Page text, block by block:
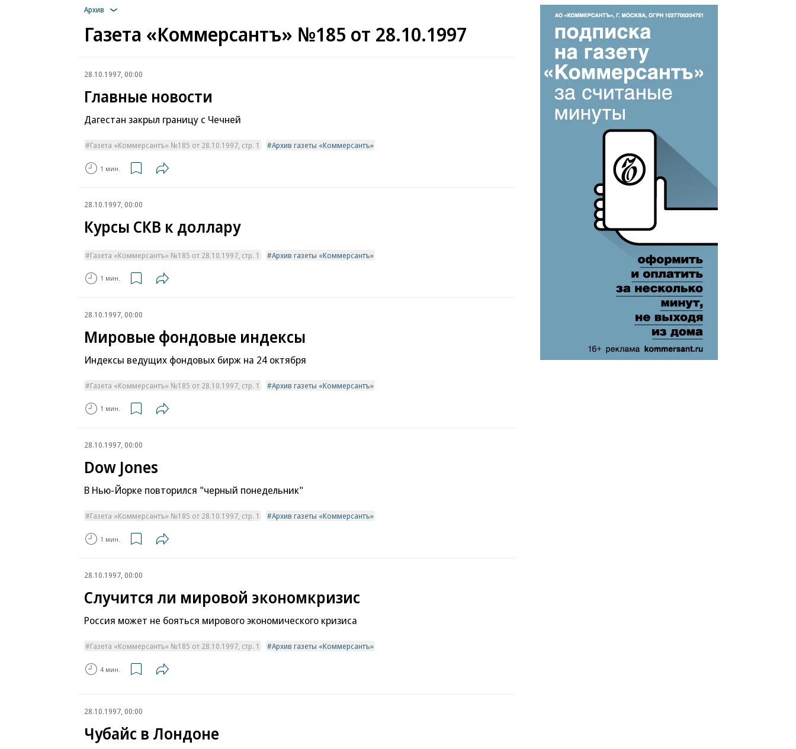
Архив
Газета «Коммерсантъ» №185 от 28.10.1997
28.10.1997, 00:00
Главные новости
Дагестан закрыл границу с Чечней
Газета «Коммерсантъ» №185 от 28.10.1997, стр. 1 Архив газеты «Коммерсантъ»
1 мин.
28.10.1997, 00:00
Курсы СКВ к доллару
Газета «Коммерсантъ» №185 от 28.10.1997, стр. 1 Архив газеты «Коммерсантъ»
1 мин.
28.10.1997, 00:00
Мировые фондовые индексы
Индексы ведущих фондовых бирж на 24 октября
Газета «Коммерсантъ» №185 от 28.10.1997, стр. 1 Архив газеты «Коммерсантъ»
1 мин.
28.10.1997, 00:00
Dow Jones
В Нью-Йорке повторился "черный понедельник"
Газета «Коммерсантъ» №185 от 28.10.1997, стр. 1 Архив газеты «Коммерсантъ»
1 мин.
28.10.1997, 00:00
Случится ли мировой экономкризис
Россия может не бояться мирового экономического кризиса
Газета «Коммерсантъ» №185 от 28.10.1997, стр. 1 Архив газеты «Коммерсантъ»
4 мин.
28.10.1997, 00:00
Чубайс в Лондоне